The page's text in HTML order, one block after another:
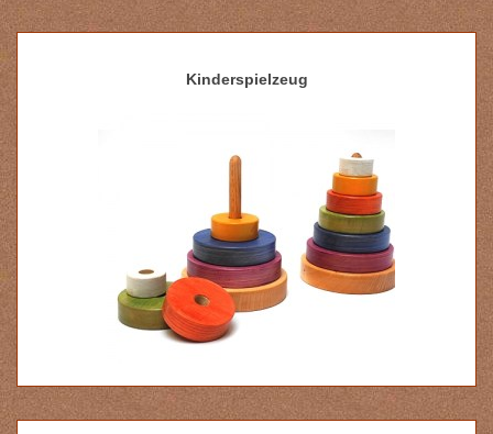
Kinderspielzeug